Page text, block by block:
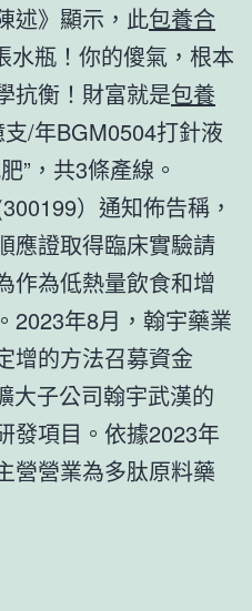
述》顯示，此包養合
水瓶！你的傻氣，根本
抗衡！財富就是包養
/年BGM0504打針液
”，共3條產線。
）通知佈告稱，
應證取得臨床實驗請
作為低熱量飲食和增
2023年8月，翰宇藥業
增的方法召募資金
大子公司翰宇武漢的
發項目。依據2023年
營營業為多肽原料藥